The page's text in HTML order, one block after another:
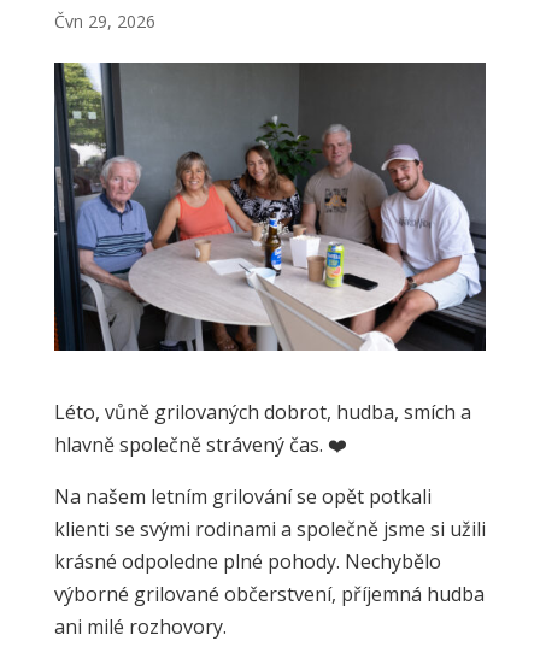
Čvn 29, 2026
Léto, vůně grilovaných dobrot, hudba, smích a
hlavně společně strávený čas. ❤️
Na našem letním grilování se opět potkali
klienti se svými rodinami a společně jsme si užili
krásné odpoledne plné pohody. Nechybělo
výborné grilované občerstvení, příjemná hudba
ani milé rozhovory.